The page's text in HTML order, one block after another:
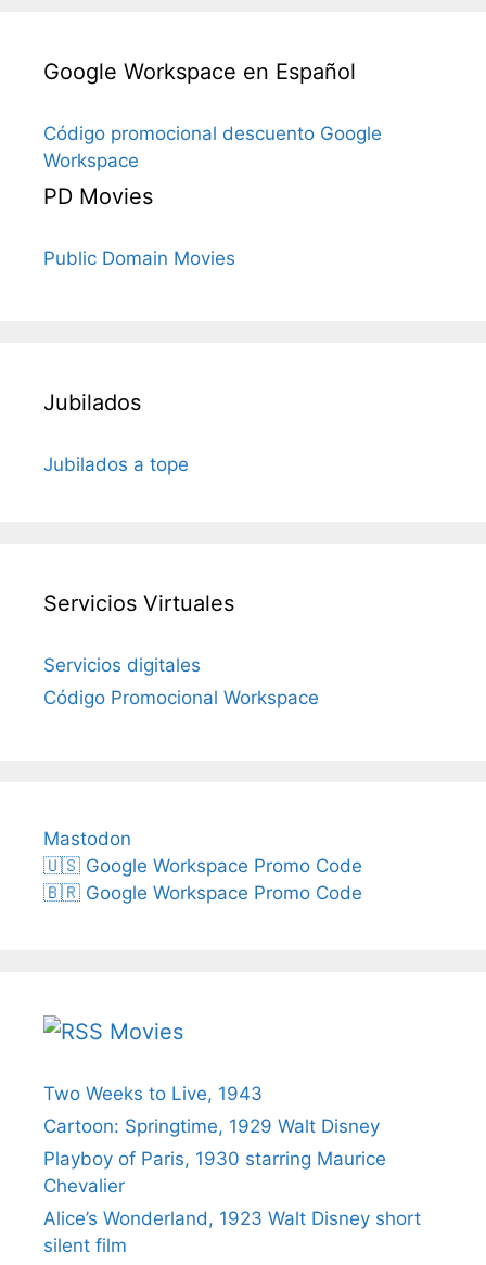
Google Workspace en Español
Código promocional descuento Google
Workspace
PD Movies
Public Domain Movies
Jubilados
Jubilados a tope
Servicios Virtuales
Servicios digitales
Código Promocional Workspace
Mastodon
🇺🇸 Google Workspace Promo Code
🇧🇷 Google Workspace Promo Code
Movies
Two Weeks to Live, 1943
Cartoon: Springtime, 1929 Walt Disney
Playboy of Paris, 1930 starring Maurice
Chevalier
Alice’s Wonderland, 1923 Walt Disney short
silent film